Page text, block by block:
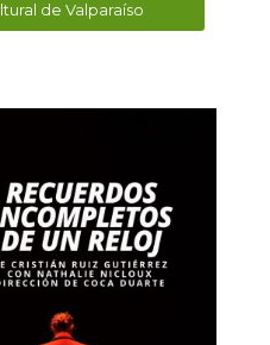
de Valparaíso